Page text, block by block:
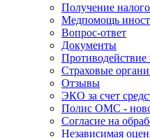
Получение
Медпомощь
Вопрос-ответ
Документы
Противодействие
Страховые
Отзывы
ЭКО за счет
Полис ОМС -
Согласие на
Независимая